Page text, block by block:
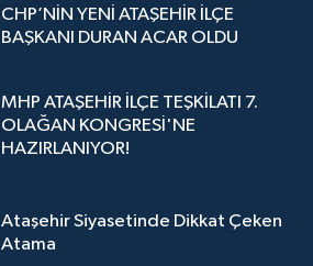
CHP’NİN YENİ ATAŞEHİR İLÇE
BAŞKANI DURAN ACAR OLDU
MHP ATAŞEHİR İLÇE TEŞKİLATI 7.
OLAĞAN KONGRESİ'NE
HAZIRLANIYOR!
Ataşehir Siyasetinde Dikkat Çeken
Atama